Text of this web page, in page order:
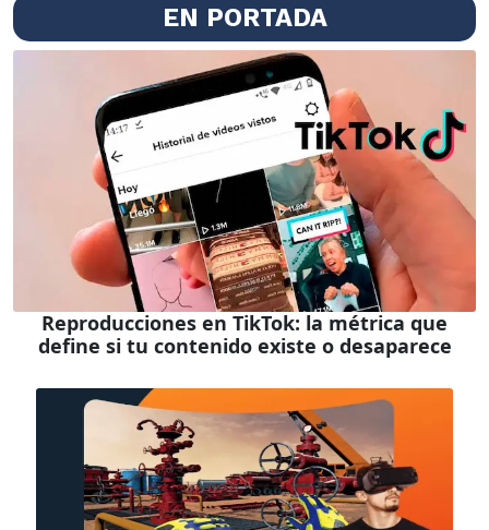
EN PORTADA
Reproducciones en TikTok: la métrica que
define si tu contenido existe o desaparece